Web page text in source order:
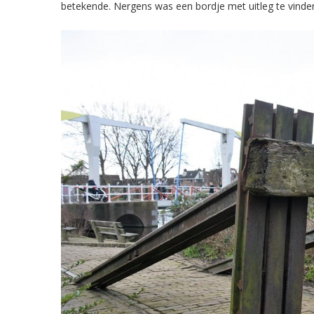
betekende. Nergens was een bordje met uitleg te